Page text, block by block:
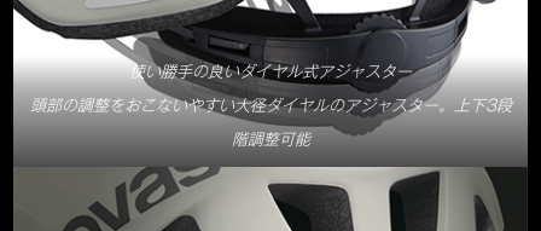
使い勝手の良いダイヤル式アジャスター
頭部の調整をおこないやすい大径ダイヤルのアジャスター。上下3段
階調整可能